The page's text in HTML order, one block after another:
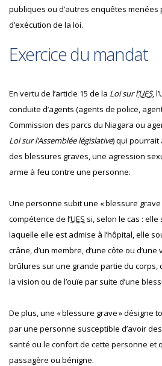
publiques ou d’autres enquêtes menées
d’exécution de la loi.
Exercice du mandat
En vertu de l’article 15 de la Loi sur l’UES,
conduite d’agents (agents de police,
Commission des parcs du Niagara ou
Loi sur l’Assemblée législative) qui pourrait
des blessures graves, une agression
arme à feu contre une personne.
Une personne subit une « blessure grave
compétence de l’UES si, selon le cas :
laquelle elle est admise à l’hôpital, elle
crâne, d’un membre, d’une côte ou
brûlures sur une grande partie du corps,
la vision ou de l’ouïe par suite d’une
De plus, une « blessure grave » désigne
par une personne susceptible d’avoir
santé ou le confort de cette personne et
passagère ou bénigne.